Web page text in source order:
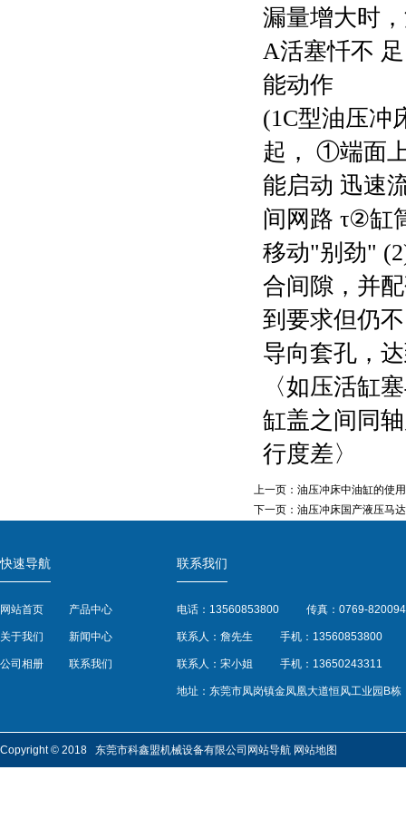
漏量增大时
A活塞忏不
能动作
(1C型油压冲
起， ①端面
能启动 迅速
间网路 τ②缸
移动"别劲"
合间隙，并
到要求但仍
导向套孔，
〈如压活缸
缸盖之间同
行度差〉
上一页： 油压冲床中油缸的使
下一页： 油压冲床国产液压马
快速导航
网站首页 产品中心
关于我们 新闻中心
公司相册 联系我们
联系我们
电话：13560853800 传真：0769-
联系人：詹先生 手机：13560853800
联系人：宋小姐 手机：13650243311
地址：东莞市凤岗镇金凤凰大道恒风工业园B栋
Copyright © 2018 东莞市科鑫盟机械设备有限公司 网站导航 网站地图